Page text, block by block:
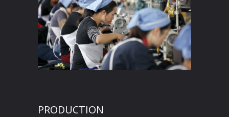
PRODUCTION